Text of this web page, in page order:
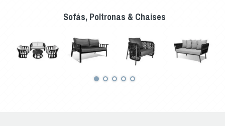
Sofás, Poltronas & Chaises